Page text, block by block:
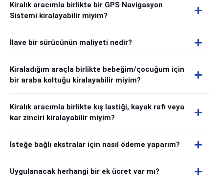
Kiralık aracımla birlikte bir GPS Navigasyon
Sistemi kiralayabilir miyim?
İlave bir sürücünün maliyeti nedir?
Kiraladığım araçla birlikte bebeğim/çocuğum için
bir araba koltuğu kiralayabilir miyim?
Kiralık aracımla birlikte kış lastiği, kayak rafı veya
kar zinciri kiralayabilir miyim?
İsteğe bağlı ekstralar için nasıl ödeme yaparım?
Uygulanacak herhangi bir ek ücret var mı?